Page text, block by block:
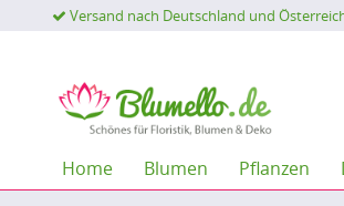
Versand nach Deutschland und
Home Blumen Pflanzen